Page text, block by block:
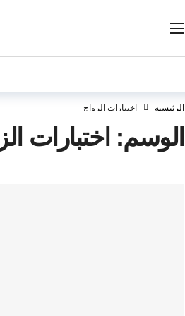
الرئيسية اختبارات الزواج
الوسم:اختبارات